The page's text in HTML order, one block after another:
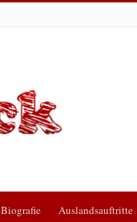
Biografie Auslandsauftritte